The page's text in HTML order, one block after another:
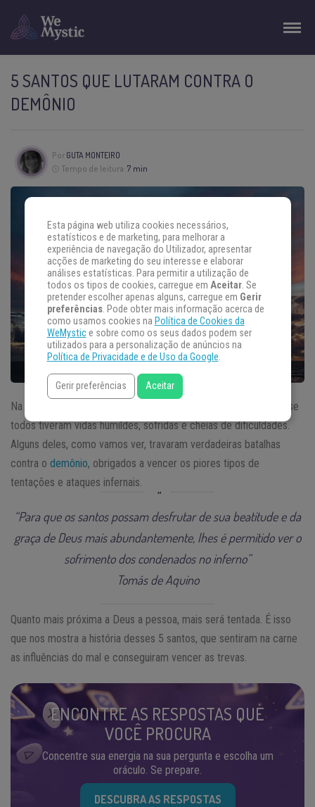
5 SANTOS QUE LUTARAM CONTRA O
DEMÔNIO
Por GUTA MONTEIRO
Tempo de leitura: 7 min
Na história dos
, felicidade e plenitude não existem. Quase
todos tiveram vidas humildes, sofridas e cheias de dificuldades.
Alguns deles, como vamos ver, travaram verdadeiras batalhas
contra o demônio, obrigados a vencer os piores tipos de
tentações e ataques infernais.
“Para que os santos possam desfrutar de sua beatitude e da
graça de Deus mais abundantemente, lhes é permitido ver o
sofrimento dos condenados no inferno”
Tomás de Aquino
Quanto mais próxima a Deus a pessoa, mais será tentada. É isso
que nos mostra a história desses 5 santos, que sentiram na carne
as influências do mal e conseguiram vencer as trevas.
ENCONTRE AS RESPOSTAS QUE
VOCÊ PROCURA
Concentre sua energia na sua pergunta e escolha um
oráculo. Se prepare.
DESCUBRA AS RESPOSTAS
Esta página web utiliza cookies necessários,
estatísticos e de marketing, para melhorar a
experiência de navegação do Utilizador, apresentar
acções de marketing do seu interesse e elaborar
análises estatísticas. Para permitir a utilização de
todos os tipos de cookies, carregue em Aceitar. Se
pretender escolher apenas alguns, carregue em Gerir
preferências. Pode obter mais informação acerca de
como usamos cookies na Política de Cookies da
WeMystice sobre como os seus dados podem ser
utilizados para a personalização de anúncios na
Política de Privacidade e de Uso da Google.
Gerir preferências Aceitar